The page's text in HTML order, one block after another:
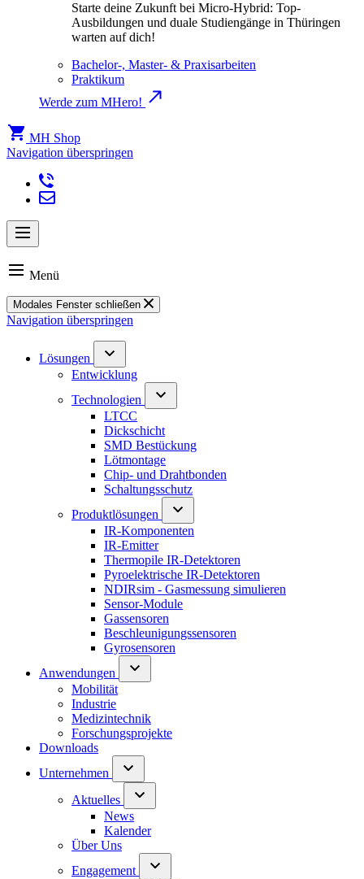
Starte deine Zukunft bei Micro-Hybrid: Top-
Ausbildungen und duale Studiengänge in Thüringen
warten auf dich!
Bachelor-, Master- & Praxisarbeiten
Praktikum
Werde zum MHero!
MH Shop
Navigation überspringen
Menü
Modales Fenster schließen
Navigation überspringen
Lösungen
Entwicklung
Technologien
LTCC
Dickschicht
SMD Bestückung
Lötmontage
Chip- und Drahtbonden
Schaltungsschutz
Produktlösungen
IR-Komponenten
IR-Emitter
Thermopile IR-Detektoren
Pyroelektrische IR-Detektoren
NDIRsim - Gasmessung simulieren
Sensor-Module
Gassensoren
Beschleunigungssensoren
Gyrosensoren
Anwendungen
Mobilität
Industrie
Medizintechnik
Forschungsprojekte
Downloads
Unternehmen
Aktuelles
News
Kalender
Über Uns
Engagement